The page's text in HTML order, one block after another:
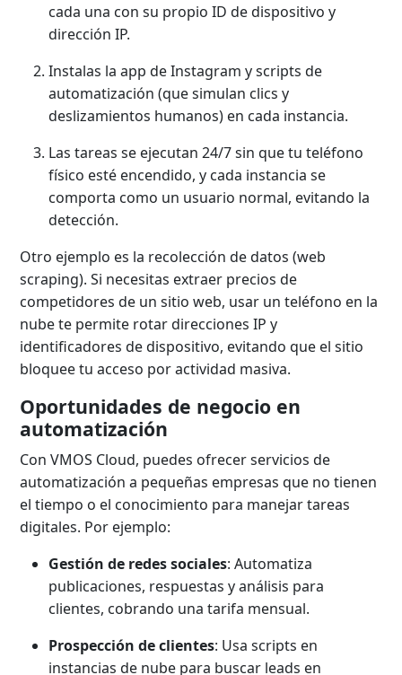
cada una con su propio ID de dispositivo y
dirección IP.
Instalas la app de Instagram y scripts de
automatización (que simulan clics y
deslizamientos humanos) en cada instancia.
Las tareas se ejecutan 24/7 sin que tu teléfono
físico esté encendido, y cada instancia se
comporta como un usuario normal, evitando la
detección.
Otro ejemplo es la recolección de datos (web
scraping). Si necesitas extraer precios de
competidores de un sitio web, usar un teléfono en la
nube te permite rotar direcciones IP y
identificadores de dispositivo, evitando que el sitio
bloquee tu acceso por actividad masiva.
Oportunidades de negocio en
automatización
Con VMOS Cloud, puedes ofrecer servicios de
automatización a pequeñas empresas que no tienen
el tiempo o el conocimiento para manejar tareas
digitales. Por ejemplo:
Gestión de redes sociales: Automatiza
publicaciones, respuestas y análisis para
clientes, cobrando una tarifa mensual.
Prospección de clientes: Usa scripts en
instancias de nube para buscar leads en